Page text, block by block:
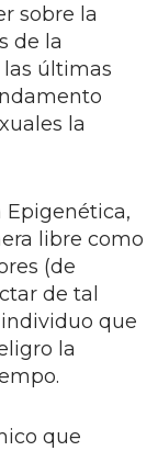
sobre la
de la
últimas
la
Epigenética,
libre como
(de
de tal
que
la
que